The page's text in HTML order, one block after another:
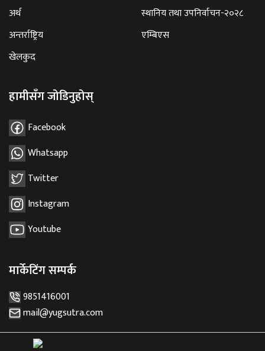
अर्थ
अन्तर्राष्ट्रिय
खेलकुद
स्थानिय तथा उपनिर्वाचन-२०२८
एम्बिएस
हामीसँग जोडिनुहोस्
Facebook
Whatsapp
Twitter
Instagram
Youtube
मार्केटिंग सम्पर्क
9851416001
mail@yugsutra.com